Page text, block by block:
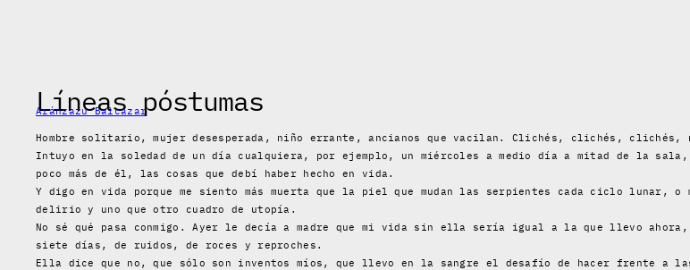
Líneas póstumas
Aránzazu Balcázar
Hombre solitario, mujer desesperada, niño errante, ancianos que vacilan. Clichés, clichés, clichés,
Intuyo en la soledad de un día cualquiera, por ejemplo, un miércoles a medio día a mitad de la sala,
poco más de él, las cosas que debí haber hecho en vida.
Y digo en vida porque me siento más muerta que la piel que mudan las serpientes cada ciclo lunar,
delirio y uno que otro cuadro de utopía.
No sé qué pasa conmigo. Ayer le decía a madre que mi vida sin ella sería igual a la que llevo
siete días, de ruidos, de roces y reproches.
Ella dice que no, que sólo son inventos míos, que llevo en la sangre el desafío de hacer frente a